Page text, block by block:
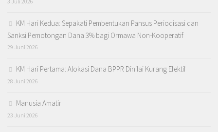
KM Hari Kedua: Sepakati Pembentukan Pansus Periodisasi dan
Sanksi Pemotongan Dana 3% bagi Ormawa Non-Kooperatif
29 Juni 2026
KM Hari Pertama: Alokasi Dana BPPR Dinilai Kurang Efektif
28 Juni 2026
Manusia Amatir
23 Juni 2026